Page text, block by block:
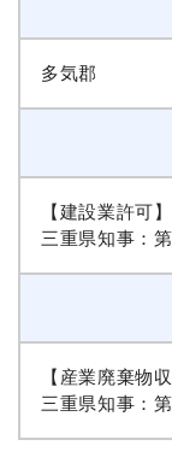
多気郡
【建設業許可】
三重県知事：
【産業廃棄物
三重県知事：